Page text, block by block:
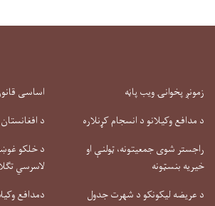
زمونږ پخوانۍ ویب پاڼه
د مدافع وکیلانو د انسجام کړنلاره
راجستر شوی جمعیتونه، ټولنې او
خیریه بنسټونه
د عریضه لیکونکو د شهرت جدول
اساسی
د
د خلکو
لاسرسي
دمدافع